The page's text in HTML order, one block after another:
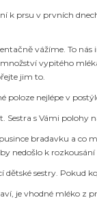
k prsu v prvních
vážíme. To
vypitého
jim to.
nejlépe v
s Vámi polohy
bradavku a co
nedošlo k
sestry. Pokud
je vhodné mléko z